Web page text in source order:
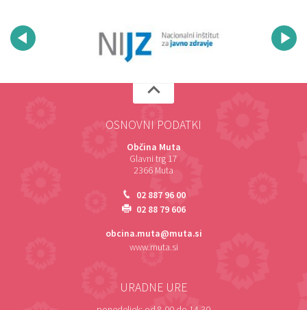
OSNOVNI PODATKI
Občina Muta
Glavni trg 17
2366 Muta
02 887 96 00
02 88 79 606
obcina.muta@muta.si
www.muta.si
URADNE URE